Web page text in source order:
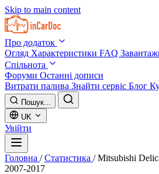
Skip to main content
Про додаток
Огляд Характеристики FAQ
Спільнота
Форуми Останні дописи
Витрати палива Знайти сервіс Блог
Пошук...
UK
Увійти
Головна / Статистика / Mitsubishi
2007-2017